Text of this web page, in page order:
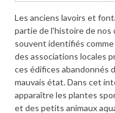
Les anciens lavoirs et
partie de l'histoire de nos
souvent identifiés
des associations locales
ces édifices abandonnés
mauvais état. Dans cet
apparaître les plantes
et des petits animaux